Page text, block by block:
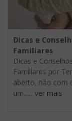
Dicas e
Familiares
Dicas e
Familiares por
aberto, não com
um...... ver mais